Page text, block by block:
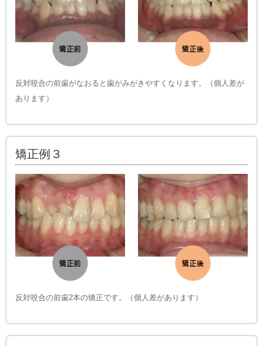
反対咬合の前歯がなおると歯がみがきやすくなります。（個人差が
あります）
矯正例３
反対咬合の前歯2本の矯正です。（個人差があります）